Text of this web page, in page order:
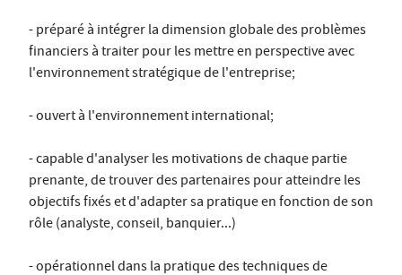
- préparé à intégrer la dimension globale des problèmes
financiers à traiter pour les mettre en perspective avec
l'environnement stratégique de l'entreprise;
- ouvert à l'environnement international;
- capable d'analyser les motivations de chaque partie
prenante, de trouver des partenaires pour atteindre les
objectifs fixés et d'adapter sa pratique en fonction de son
rôle (analyste, conseil, banquier...)
- opérationnel dans la pratique des techniques de